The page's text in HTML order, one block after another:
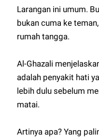
Larangan ini umum.
bukan cuma ke
rumah tangga.
Al-Ghazali
adalah penyakit hati
lebih dulu sebelum
matai.
Artinya apa? Yang